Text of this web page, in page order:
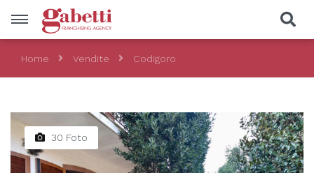
Vendite
Prezzo
Home Vendite Codigoro
30 Foto